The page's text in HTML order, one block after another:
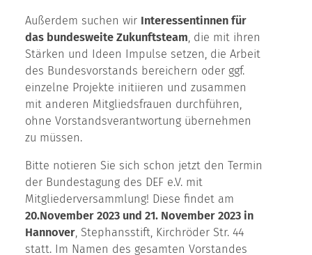
Außerdem suchen wir Interessentinnen für
das bundesweite Zukunftsteam, die mit ihren
Stärken und Ideen Impulse setzen, die Arbeit
des Bundesvorstands bereichern oder ggf.
einzelne Projekte initiieren und zusammen
mit anderen Mitgliedsfrauen durchführen,
ohne Vorstandsverantwortung übernehmen
zu müssen.
Bitte notieren Sie sich schon jetzt den Termin
der Bundestagung des DEF e.V. mit
Mitgliederversammlung! Diese findet am
20.November 2023 und 21. November 2023 in
Hannover, Stephansstift, Kirchröder Str. 44
statt. Im Namen des gesamten Vorstandes